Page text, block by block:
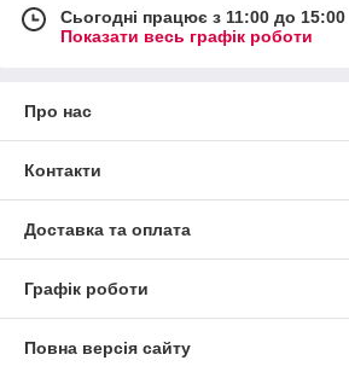
Сьогодні працює з 11:00 до 15:00
Показати весь графік роботи
Про нас
Контакти
Доставка та оплата
Графік роботи
Повна версія сайту